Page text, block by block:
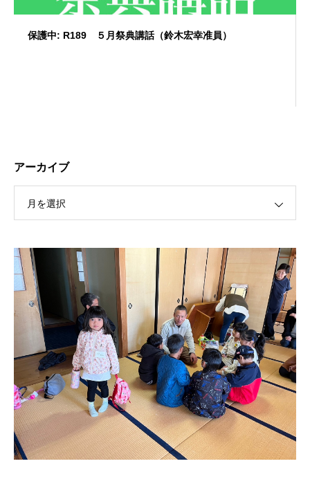
保護中: R189 ５月祭典講話（鈴木宏幸准員）
保護中: R189 ４月祭典講話（太田信弘役員）
アーカイブ
月を選択